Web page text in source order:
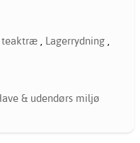
teaktræ , Lagerrydning ,
& udendørs miljø